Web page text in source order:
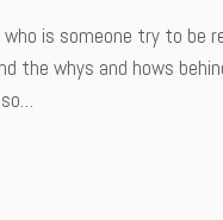
is someone try to be
the whys and hows